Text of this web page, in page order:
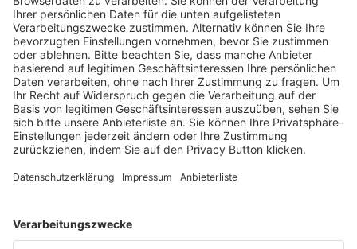
Fachmedien Recht und Wirtschaft
Ein Fachbereich der
dfv Mediengruppe
Mainzer Landstr. 251
60326 Frankfurt am Main
E-Mail:info@ruw.de
Web:https://www.ruw.de
AGB